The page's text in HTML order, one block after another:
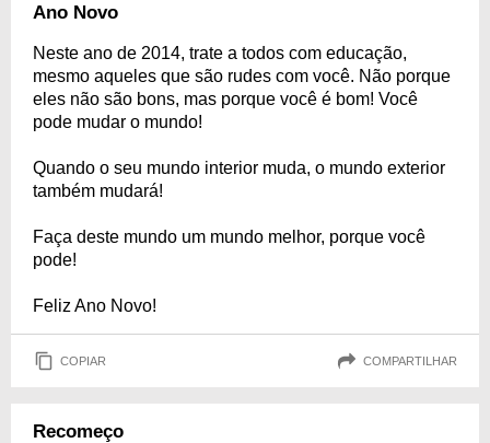
Ano Novo
Neste ano de 2014, trate a todos com educação,
mesmo aqueles que são rudes com você. Não porque
eles não são bons, mas porque você é bom! Você
pode mudar o mundo!
Quando o seu mundo interior muda, o mundo exterior
também mudará!
Faça deste mundo um mundo melhor, porque você
pode!
Feliz Ano Novo!
COPIAR COMPARTILHAR
Recomeço